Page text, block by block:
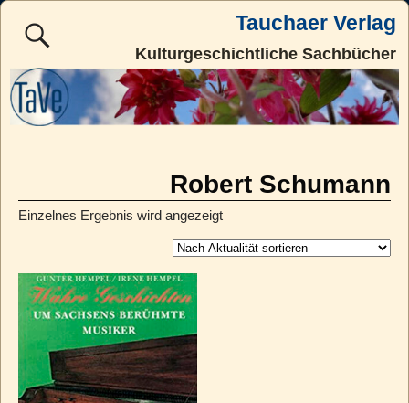
Tauchaer Verlag
Kulturgeschichtliche Sachbücher
Robert Schumann
Einzelnes Ergebnis wird angezeigt